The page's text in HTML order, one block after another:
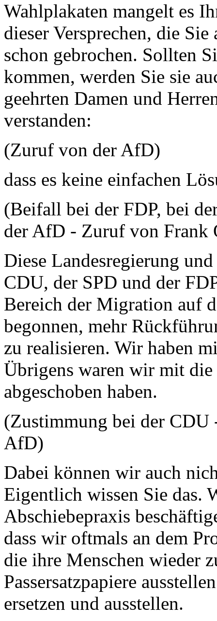
Wahlplakaten mangelt es
dieser Versprechen, die
schon gebrochen. Sollten
kommen, werden Sie sie
geehrten Damen und
verstanden:
(Zuruf von der AfD)
dass es keine einfachen
(Beifall bei der FDP, bei
der AfD - Zuruf von
Diese Landesregierung
CDU, der SPD und der
Bereich der Migration auf
begonnen, mehr
zu realisieren. Wir haben
Übrigens waren wir mit
abgeschoben haben.
(Zustimmung bei der
AfD)
Dabei können wir auch
Eigentlich wissen Sie das.
Abschiebepraxis
dass wir oftmals an dem
die ihre Menschen wieder
Passersatzpapiere
ersetzen und ausstellen.